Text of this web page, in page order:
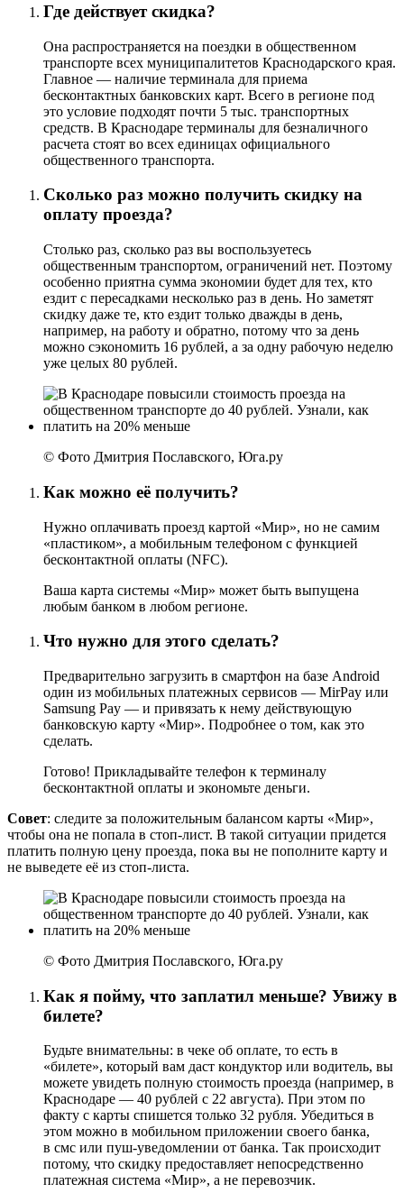
Где действует скидка?
Она распространяется на поездки в общественном
транспорте всех муниципалитетов Краснодарского края.
Главное — наличие терминала для приема
бесконтактных банковских карт. Всего в регионе под
это условие подходят почти 5 тыс. транспортных
средств. В Краснодаре терминалы для безналичного
расчета стоят во всех единицах официального
общественного транспорта.
Сколько раз можно получить скидку на
оплату проезда?
Столько раз, сколько раз вы воспользуетесь
общественным транспортом, ограничений нет. Поэтому
особенно приятна сумма экономии будет для тех, кто
ездит с пересадками несколько раз в день. Но заметят
скидку даже те, кто ездит только дважды в день,
например, на работу и обратно, потому что за день
можно сэкономить 16 рублей, а за одну рабочую неделю
уже целых 80 рублей.
© Фото Дмитрия Пославского, Юга.ру
Как можно её получить?
Нужно оплачивать проезд картой «Мир», но не самим
«пластиком», а мобильным телефоном с функцией
бесконтактной оплаты (NFC).
Ваша карта системы «Мир» может быть выпущена
любым банком в любом регионе.
Что нужно для этого сделать?
Предварительно загрузить в смартфон на базе Android
один из мобильных платежных сервисов — MirPay или
Samsung Pay — и привязать к нему действующую
банковскую карту «Мир». Подробнее о том, как это
сделать.
Готово! Прикладывайте телефон к терминалу
бесконтактной оплаты и экономьте деньги.
Совет: следите за положительным балансом карты «Мир»,
чтобы она не попала в стоп-лист. В такой ситуации придется
платить полную цену проезда, пока вы не пополните карту и
не выведете её из стоп-листа.
© Фото Дмитрия Пославского, Юга.ру
Как я пойму, что заплатил меньше? Увижу в
билете?
Будьте внимательны: в чеке об оплате, то есть в
«билете», который вам даст кондуктор или водитель, вы
можете увидеть полную стоимость проезда (например, в
Краснодаре — 40 рублей с 22 августа). При этом по
факту с карты спишется только 32 рубля. Убедиться в
этом можно в мобильном приложении своего банка,
в смс или пуш-уведомлении от банка. Так происходит
потому, что скидку предоставляет непосредственно
платежная система «Мир», а не перевозчик.